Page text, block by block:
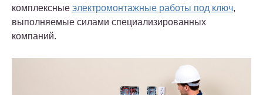
комплексные электромонтажные работы под ключ,
выполняемые силами специализированных
компаний.